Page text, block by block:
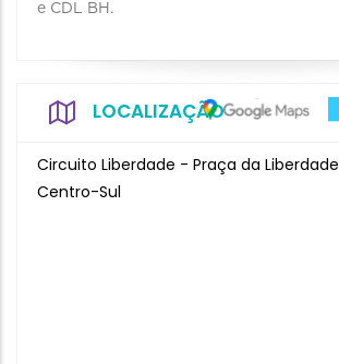
e CDL BH.
LOCALIZAÇÃO
Circuito Liberdade - Praça da Liberdade
Centro-Sul